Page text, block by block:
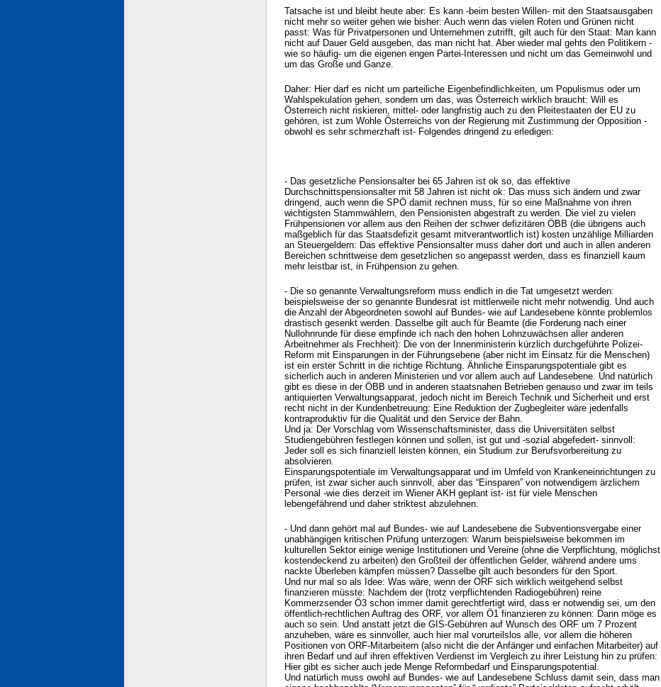
Tatsache ist und bleibt heute aber: Es kann -beim besten Willen- mit den Staatsausgaben
nicht mehr so weiter gehen wie bisher: Auch wenn das vielen Roten und Grünen nicht
passt: Was für Privatpersonen und Unternehmen zutrifft, gilt auch für den Staat: Man kann
nicht auf Dauer Geld ausgeben, das man nicht hat. Aber wieder mal gehts den Politikern -
wie so häufig- um die eigenen engen Partei-Interessen und nicht um das Gemeinwohl und
um das Große und Ganze.
Daher: Hier darf es nicht um parteiliche Eigenbefindlichkeiten, um Populismus oder um
Wahlspekulation gehen, sondern um das, was Österreich wirklich braucht: Will es
Österreich nicht riskieren, mittel- oder langfristig auch zu den Pleitestaaten der EU zu
gehören, ist zum Wohle Österreichs von der Regierung mit Zustimmung der Opposition -
obwohl es sehr schmerzhaft ist- Folgendes dringend zu erledigen:
- Das gesetzliche Pensionsalter bei 65 Jahren ist ok so, das effektive
Durchschnittspensionsalter mit 58 Jahren ist nicht ok: Das muss sich ändern und zwar
dringend, auch wenn die SPÖ damit rechnen muss, für so eine Maßnahme von ihren
wichtigsten Stammwählern, den Pensionisten abgestraft zu werden. Die viel zu vielen
Frühpensionen vor allem aus den Reihen der schwer defizitären ÖBB (die übrigens auch
maßgeblich für das Staatsdefizit gesamt mitverantwortlich ist) kosten unzählige Milliarden
an Steuergeldern: Das effektive Pensionsalter muss daher dort und auch in allen anderen
Bereichen schrittweise dem gesetzlichen so angepasst werden, dass es finanziell kaum
mehr leistbar ist, in Frühpension zu gehen.
- Die so genannte Verwaltungsreform muss endlich in die Tat umgesetzt werden:
beispielsweise der so genannte Bundesrat ist mittlerweile nicht mehr notwendig. Und auch
die Anzahl der Abgeordneten sowohl auf Bundes- wie auf Landesebene könnte problemlos
drastisch gesenkt werden. Dasselbe gilt auch für Beamte (die Forderung nach einer
Nullohnrunde für diese empfinde ich nach den hohen Lohnzuwächsen aller anderen
Arbeitnehmer als Frechheit): Die von der Innenministerin kürzlich durchgeführte Polizei-
Reform mit Einsparungen in der Führungsebene (aber nicht im Einsatz für die Menschen)
ist ein erster Schritt in die richtige Richtung. Ähnliche Einsparungspotentiale gibt es
sicherlich auch in anderen Ministerien und vor allem auch auf Landesebene. Und natürlich
gibt es diese in der ÖBB und in anderen staatsnahen Betrieben genauso und zwar im teils
antiquierten Verwaltungsapparat, jedoch nicht im Bereich Technik und Sicherheit und erst
recht nicht in der Kundenbetreuung: Eine Reduktion der Zugbegleiter wäre jedenfalls
kontraproduktiv für die Qualität und den Service der Bahn.
Und ja: Der Vorschlag vom Wissenschaftsminister, dass die Universitäten selbst
Studiengebühren festlegen können und sollen, ist gut und -sozial abgefedert- sinnvoll:
Jeder soll es sich finanziell leisten können, ein Studium zur Berufsvorbereitung zu
absolvieren.
Einsparungspotentiale im Verwaltungsapparat und im Umfeld von Krankeneinrichtungen zu
prüfen, ist zwar sicher auch sinnvoll, aber das “Einsparen” von notwendigem ärzlichem
Personal -wie dies derzeit im Wiener AKH geplant ist- ist für viele Menschen
lebengefährend und daher striktest abzulehnen.
- Und dann gehört mal auf Bundes- wie auf Landesebene die Subventionsvergabe einer
unabhängigen kritischen Prüfung unterzogen: Warum beispielsweise bekommen im
kulturellen Sektor einige wenige Institutionen und Vereine (ohne die Verpflichtung, möglichst
kostendeckend zu arbeiten) den Großteil der öffentlichen Gelder, während andere ums
nackte Überleben kämpfen müssen? Dasselbe gilt auch besonders für den Sport.
Und nur mal so als Idee: Was wäre, wenn der ORF sich wirklich weitgehend selbst
finanzieren müsste: Nachdem der (trotz verpflichtenden Radiogebühren) reine
Kommerzsender Ö3 schon immer damit gerechtfertigt wird, dass er notwendig sei, um den
öffentlich-rechtlichen Auftrag des ORF, vor allem Ö1 finanzieren zu können: Dann möge es
auch so sein. Und anstatt jetzt die GIS-Gebühren auf Wunsch des ORF um 7 Prozent
anzuheben, wäre es sinnvoller, auch hier mal vorurteilslos alle, vor allem die höheren
Positionen von ORF-Mitarbeitern (also nicht die der Anfänger und einfachen Mitarbeiter) auf
ihren Bedarf und auf ihren effektiven Verdienst im Vergleich zu ihrer Leistung hin zu prüfen:
Hier gibt es sicher auch jede Menge Reformbedarf und Einsparungspotential.
Und natürlich muss owohl auf Bundes- wie auf Landesebene Schluss damit sein, dass man